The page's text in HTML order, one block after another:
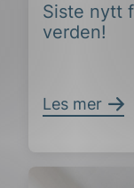
Siste nytt
verden!
Les mer